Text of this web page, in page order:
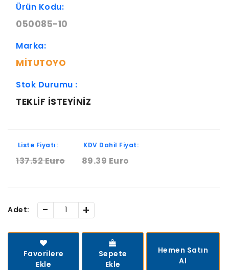
Ürün Kodu:
050085-10
Marka:
MITUTOYO
Stok Durumu :
TEKLIF ISTEYINIZ
Liste Fiyatı:
137.52 Euro
KDV Dahil Fiyat:
89.39 Euro
Adet: - +
Favorilere
Ekle
Sepete
Ekle
Hemen Satın
Al